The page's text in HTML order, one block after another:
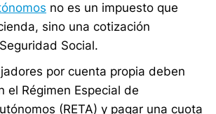
no es un impuesto que
sino una cotización
Social.
por cuenta propia deben
el Régimen Especial de
(RETA) y pagar una cuota